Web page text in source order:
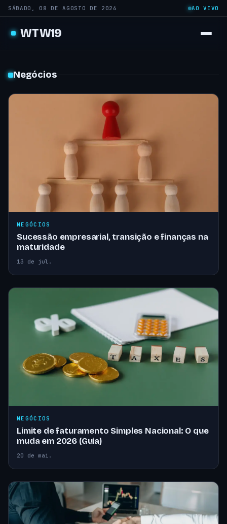
SÁBADO, 08 DE AGOSTO DE 2026 AO VIVO
WTW19
Negócios
NEGÓCIOS
Sucessão empresarial, transição e finanças na
maturidade
13 de jul.
NEGÓCIOS
Limite de faturamento Simples Nacional: O que
muda em 2026 (Guia)
20 de mai.